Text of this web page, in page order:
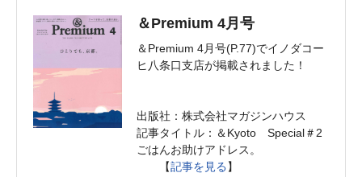
＆Premium 4月号
＆Premium 4月号(P.77)でイノダコー
ヒ八条口支店が掲載されました！
出版社：株式会社マガジンハウス
記事タイトル：＆Kyoto Special＃2
ごはんお助けアドレス。
【記事を見る 】